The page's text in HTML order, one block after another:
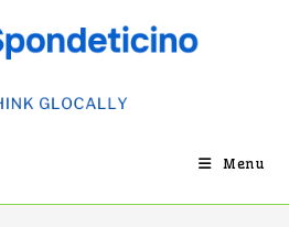
Menu